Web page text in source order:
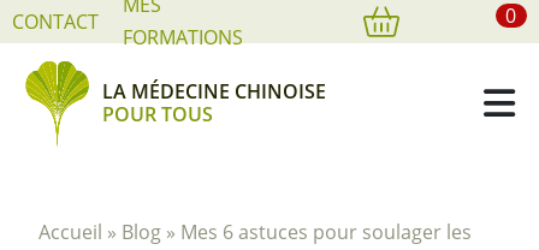
CONTACT
FORMATIONS
0
LA MÉDECINE CHINOISE
POUR TOUS
Accueil » Blog » Mes 6 astuces pour soulager les
Cookies management panel